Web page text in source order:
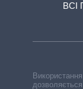
ВСІ